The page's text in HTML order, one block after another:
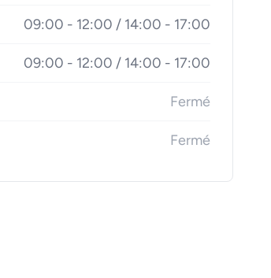
09:00 - 12:00 / 14:00 - 17:00
09:00 - 12:00 / 14:00 - 17:00
Fermé
Fermé